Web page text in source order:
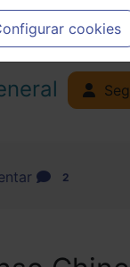
del
cookies
2